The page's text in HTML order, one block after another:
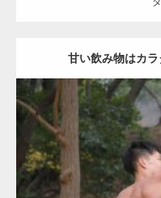
甘い飲み物はカ
Category: 公園のマッチ